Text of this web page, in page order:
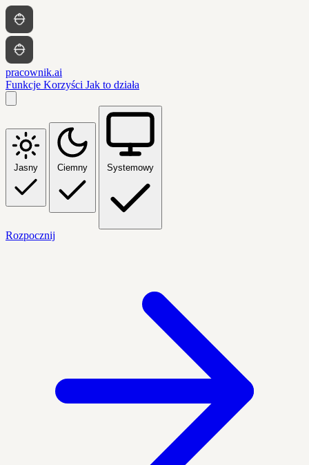
pracownik.ai
Funkcje Korzyści Jak to działa
Jasny Ciemny Systemowy
Rozpocznij